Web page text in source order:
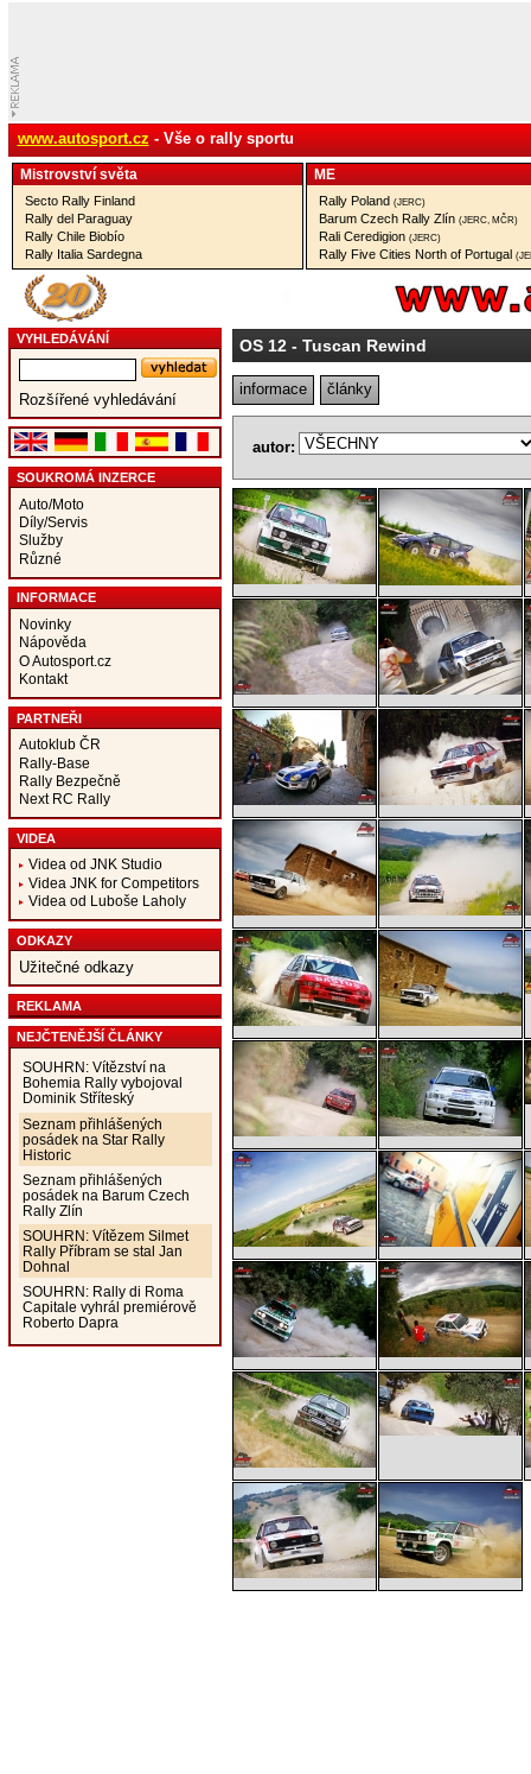
www.autosport.cz - Vše o rally sportu
Mistrovství­ světa
Secto Rally Finland
Rally del Paraguay
Rally Chile Biobío
Rally Italia Sardegna
ME
Rally Poland (JERC)
Barum Czech Rally Zlín (JERC, MČR)
Rali Ceredigion (JERC)
Rally Five Cities North of Portugal
VYHLEDÁVÁNÍ
Rozšířené vyhledávání
SOUKROMÁ INZERCE
Auto/Moto
Díly/Servis
Služby
Různé
INFORMACE
Novinky
Nápověda
O Autosport.cz
Kontakt
PARTNEŘI
Autoklub ČR
Rally-Base
Rally Bezpečně
Next RC Rally
VIDEA
Videa od JNK Studio
Videa JNK for Competitors
Videa od Luboše Laholy
ODKAZY
Užitečné odkazy
REKLAMA
NEJČTENĚJŠÍ ČLÁNKY
SOUHRN: Vítězství na
Bohemia Rally vybojoval
Dominik Stříteský
Seznam přihlášených
posádek na Star Rally
Historic
Seznam přihlášených
posádek na Barum Czech
Rally Zlín
SOUHRN: Vítězem Silmet
Rally Příbram se stal Jan
Dohnal
SOUHRN: Rally di Roma
Capitale vyhrál premiérově
Roberto Dapra
OS 12- Tuscan Rewind
informace články
autor: